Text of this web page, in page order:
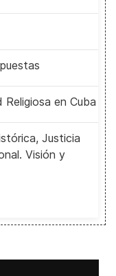
en Cuba
Justicia
Visión y